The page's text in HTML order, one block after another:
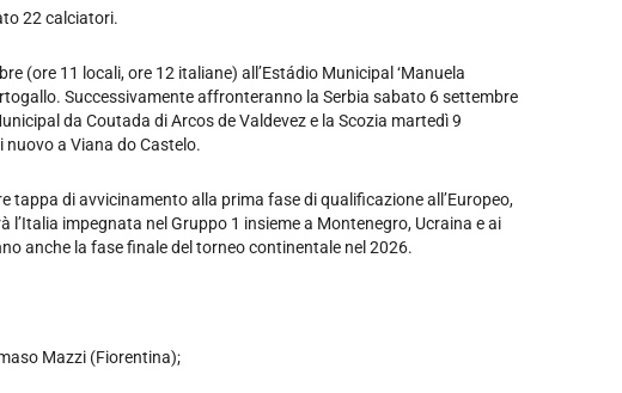
22 calciatori.
(ore 11 locali, ore 12 italiane) all’Estádio Municipal ‘Manuela
Successivamente affronteranno la Serbia sabato 6 settembre
da Coutada di Arcos de Valdevez e la Scozia martedì 9
nuovo a Viana do Castelo.
tappa di avvicinamento alla prima fase di qualificazione all’Europeo,
l’Italia impegnata nel Gruppo 1 insieme a Montenegro, Ucraina e ai
anche la fase finale del torneo continentale nel 2026.
Mazzi (Fiorentina);